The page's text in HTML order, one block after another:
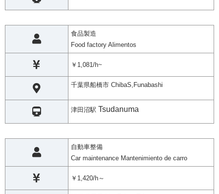
食品製造
Food factory Alimentos
￥1,081/h~
千葉県船橋市 ChibaS,Funabashi
津田沼駅 Tsudanuma
自動車整備
Car maintenance Mantenimiento de carro
￥1,420/h～